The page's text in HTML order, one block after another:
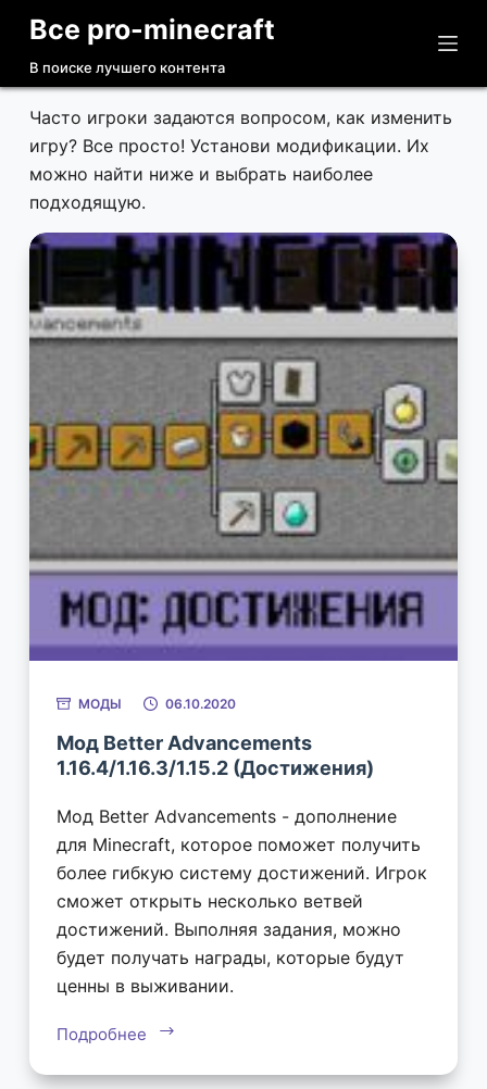
П
р
е
й
т
и
с
т
и
Все pro-minecraft
В поиске лучшего контента
Часто игроки задаются вопросом, как изменить
игру? Все просто! Установи модификации. Их
можно найти ниже и выбрать наиболее
подходящую.
МОДЫ 06.10.2020
Мод Better Advancements
1.16.4/1.16.3/1.15.2 (Достижения)
Мод Better Advancements - дополнение
для Minecraft, которое поможет получить
более гибкую систему достижений. Игрок
сможет открыть несколько ветвей
достижений. Выполняя задания, можно
будет получать награды, которые будут
ценны в выживании.
Подробнее